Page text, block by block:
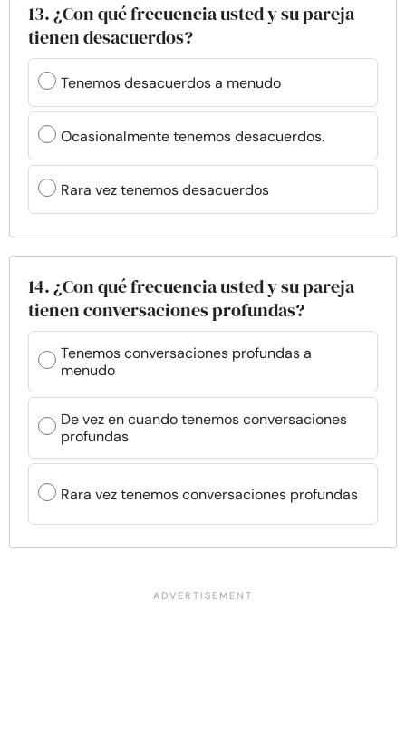
13. ¿Con qué frecuencia usted y su pareja
tienen desacuerdos?
Tenemos desacuerdos a menudo
Ocasionalmente tenemos desacuerdos.
Rara vez tenemos desacuerdos
14. ¿Con qué frecuencia usted y su pareja
tienen conversaciones profundas?
Tenemos conversaciones profundas a
menudo
De vez en cuando tenemos conversaciones
profundas
Rara vez tenemos conversaciones profundas